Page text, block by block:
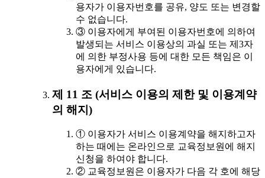
용자가 이용자번호를 공유, 양도 또는 변경할
수 없습니다.
③ 이용자에게 부여된 이용자번호에 의하여
발생되는 서비스 이용상의 과실 또는 제3자
에 의한 부정사용 등에 대한 모든 책임은 이
용자에게 있습니다.
제 11 조 (서비스 이용의 제한 및 이용계약
의 해지)
① 이용자가 서비스 이용계약을 해지하고자
하는 때에는 온라인으로 교육정보원에 해지
신청을 하여야 합니다.
② 교육정보원은 이용자가 다음 각 호에 해당